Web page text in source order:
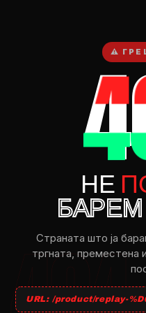
⚠
НЕ
Страната што ja
тргната, преместена